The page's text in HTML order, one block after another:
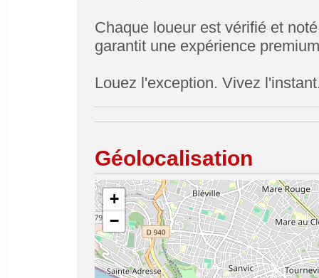
Chaque loueur est vérifié et
garantit une expérience
Louez l'exception. Vivez
Géolocalisation
+
−